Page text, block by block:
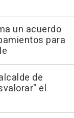
un acuerdo
para
de
el